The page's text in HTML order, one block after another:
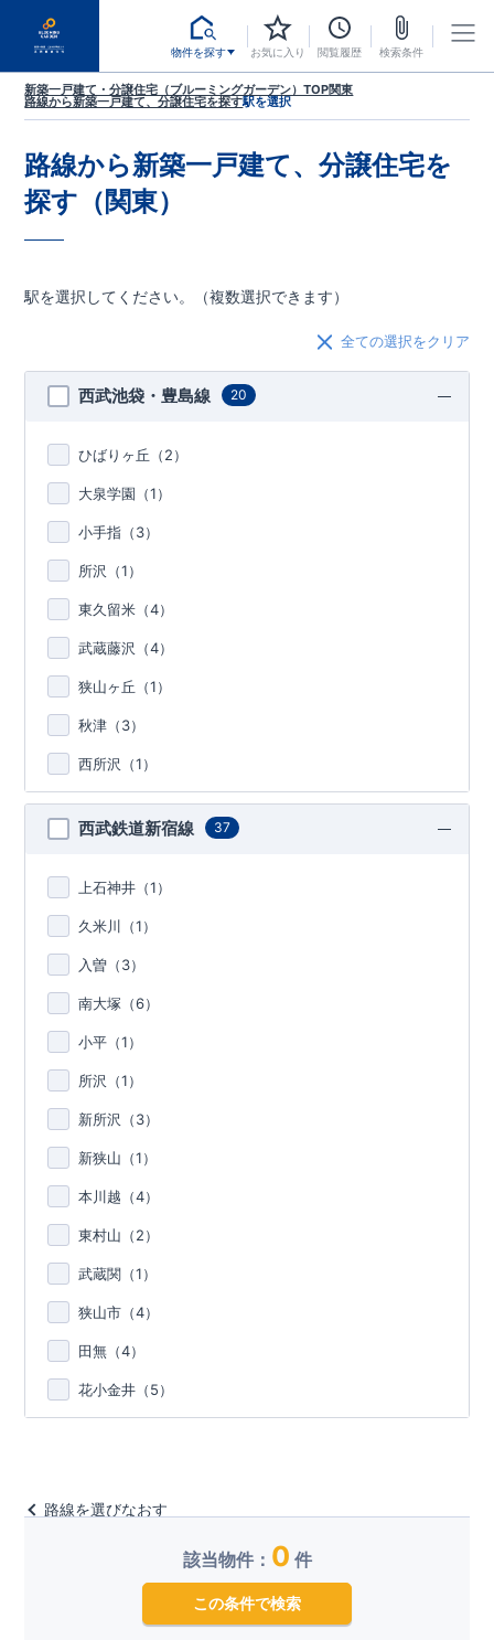
物件を探す お気に入り 閲覧履歴 検索条件
新築一戸建て・分譲住宅（ブルーミングガーデン）TOP関東
路線から新築一戸建て、分譲住宅を探す駅を選択
路線から新築一戸建て、分譲住宅を
探す（関東）
駅を選択してください。（複数選択できます）
全ての選択をクリア
西武池袋・豊島線 20
ひばりヶ丘（2）
大泉学園（1）
小手指（3）
所沢（1）
東久留米（4）
武蔵藤沢（4）
狭山ヶ丘（1）
秋津（3）
西所沢（1）
西武鉄道新宿線 37
上石神井（1）
久米川（1）
入曽（3）
南大塚（6）
小平（1）
所沢（1）
新所沢（3）
新狭山（1）
本川越（4）
東村山（2）
武蔵関（1）
狭山市（4）
田無（4）
花小金井（5）
路線を選びなおす
該当物件： 0 件
この条件で検索